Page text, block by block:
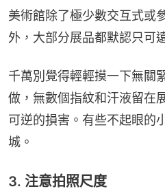
美術館除了極少數交互式或
外，大部分展品都默認只可
千萬別覺得輕輕摸一下無關
做，無數個指紋和汗液留在
可逆的損害。有些不起眼的
城。
3. 注意拍照尺度‍‍‍‍‍